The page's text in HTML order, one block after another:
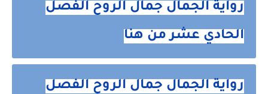
رواية الجمال جمال الروح الفصل
الحادي عشر من هنا
رواية الجمال جمال الروح الفصل